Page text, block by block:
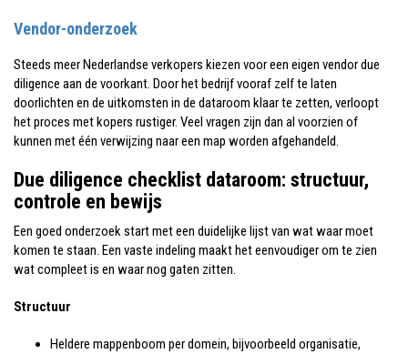
Vendor-onderzoek
Steeds meer Nederlandse verkopers kiezen voor een eigen vendor due
diligence aan de voorkant. Door het bedrijf vooraf zelf te laten
doorlichten en de uitkomsten in de dataroom klaar te zetten, verloopt
het proces met kopers rustiger. Veel vragen zijn dan al voorzien of
kunnen met één verwijzing naar een map worden afgehandeld.
Due diligence checklist dataroom: structuur,
controle en bewijs
Een goed onderzoek start met een duidelijke lijst van wat waar moet
komen te staan. Een vaste indeling maakt het eenvoudiger om te zien
wat compleet is en waar nog gaten zitten.
Structuur
Heldere mappenboom per domein, bijvoorbeeld organisatie,